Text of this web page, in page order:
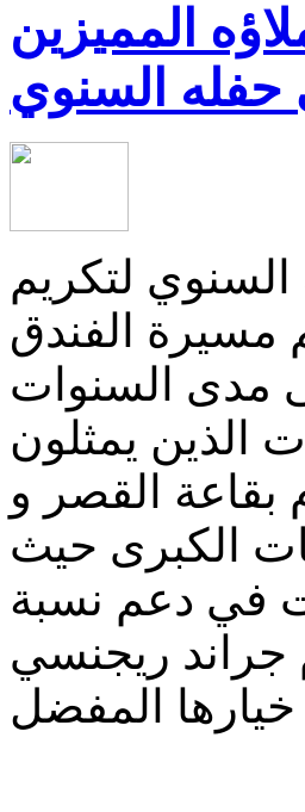
المميزين
السنوي
لتكريم
الفندق
مدى السنوات
الذين يمثلون
بقاعة القصر و
الكبرى حيث
في دعم نسبة
ريجنسي